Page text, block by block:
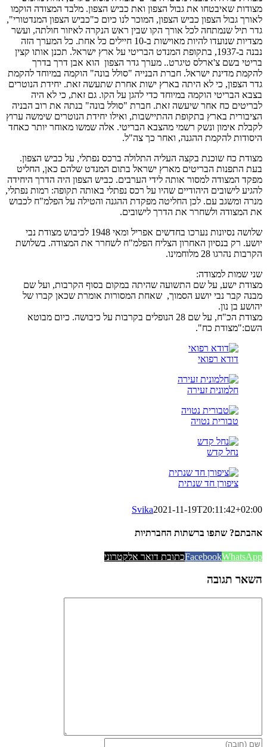
מצודות שאיבטחו את גבול הצפון ואת כביש הצפון. מלבד המצודה הוקמו
לאורך גבול הצפון כביש הצפון, המוכר לנו כיום כ"כביש הצפון המנדטורי",
גדר תיל שנמתחה לכל אורך הקו שבין ראש הנקרה לאיזור חולתה, ועשר
מצדיות שנועדו להיות מאוישות ב-10 חיילים כל אחת. כל המערך הזה
נבנה ב-1937, בתקופת המנדט הבריטי על ארץ ישראל. תכנן אותו קצין
בריטי בשם צ'ארלס טיגרט.. מערך גדר הצפון הוא אבן דרך בדרך
להקמת מדינת ישראל. חברת הבנייה "סולל בונה" הוקמה במיוחד להקמת
גדר הצפון, כי לא היתה בארץ ישות אחרת שתעשה זאת. יחידת הנוטרים
בצבא הבריטי הוקמה במיוחד כדי להגן על הקו. גם זאת, כי לא היה
לבריטים כח אחר שיעשה זאת. חברת "סולל בונה" בנתה את רוב הבניה
הציבורית בארץ בתקופת ההתיישבות, ואילו יחידת הנוטרים שימשה ערוץ
לקבלת אימון ונשק רשמי מהצבא הבריטי. אלה שמשו מאוחר יותר כאחד
היסודות להקמת ההגנה, ואחר כך צה"ל.
מצודת כח שוכנת בקצה העליה התלולה ברכס נפתלי, על כביש הצפון.
בעת התפנות הבריטים מארץ ישראל בתום המנדט שלהם כאן, החליט
מפקד המצודה למסור אותה לידי הערבים. כביש הצפון היה הדרך היחידה
להגיע לישובים היהודיים שהיו על רכס נפתלי באותה תקופה: רמות נפתלי,
מנרה ומשגב עם. לכן החליטה מפקדת ההגנה והטילה על הפלמ"ח לכבוש
את המצודה ולשחרר את הדרך לישובים.
שלושה נסיונות נערכו בחדשים אפריל ומאי 1948 לכיבוש מצודת נבי
יושע. רק בנסיון האחרון הצליח הפלמ"ח לשחרר את המצודה. בשלושת
הקרבות נהרגו 28 מלוחמינו.
שני שמות למצודה:
מצודת ישע, על שם התשועה שהיתה במקום בסוף הקרבות, ועל שם
מבנה קבר נבי יושע הסמוך, שאחת המסורות אומרת שכאן קברו של
יהושע בן נון.
מצודת הכ"ח, על שם 28 הנופלים בקרבות על כיבושה. כיום מבוטא
השם:"מצודת כח".
דודא רפואי
חלמונית זעירה
טבורית נטויה
נחל קדש
ציפורן חד שנתית
Svika2021-11-19T20:11:42+02:00
אהבתם? שתפו ברשתות החברתיות
FacebookWhatsApp כתובת דואר אלקטרוני
השאר תגובה